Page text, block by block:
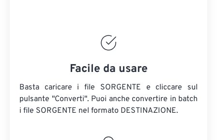
Facile da usare
Basta caricare i file SORGENTE e cliccare sul
pulsante "Converti". Puoi anche convertire in batch
i file SORGENTE nel formato DESTINAZIONE.